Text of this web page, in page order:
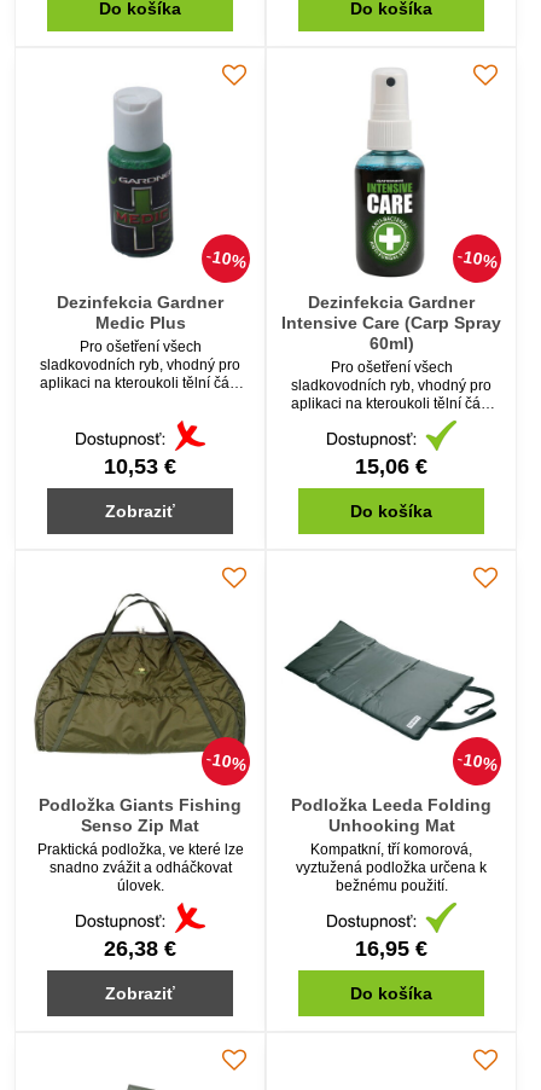
Do košíka Do košíka
10%
Dezinfekcia Gardner
Medic Plus
Pro ošetření všech
sladkovodních ryb, vhodný pro
aplikaci na kteroukoli tělní část
10,53 €
Zobraziť
10%
Dezinfekcia Gardner
Intensive Care (Carp Spray
60ml)
Pro ošetření všech
sladkovodních ryb, vhodný pro
aplikaci na kteroukoli tělní část
ryby.Nyní ve sprayi v 60ml balení.
15,06 €
Do košíka
10%
Podložka Giants Fishing
Senso Zip Mat
Praktická podložka, ve které lze
snadno zvážit a odháčkovat
úlovek.
26,38 €
Zobraziť
10%
Podložka Leeda Folding
Unhooking Mat
Kompatkní, tří komorová,
vyztužená podložka určena k
bežnému použití.
16,95 €
Do košíka